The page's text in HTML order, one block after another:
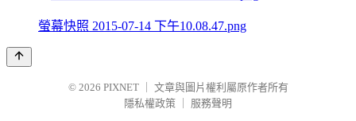
螢幕快照 2015-07-14 下午10.08.47.png
© 2026 PIXNET
文章與圖片權利屬原作者所有
隱私權政策
服務聲明